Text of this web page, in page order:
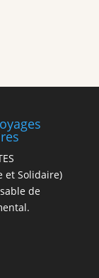
et Solidaire)
de